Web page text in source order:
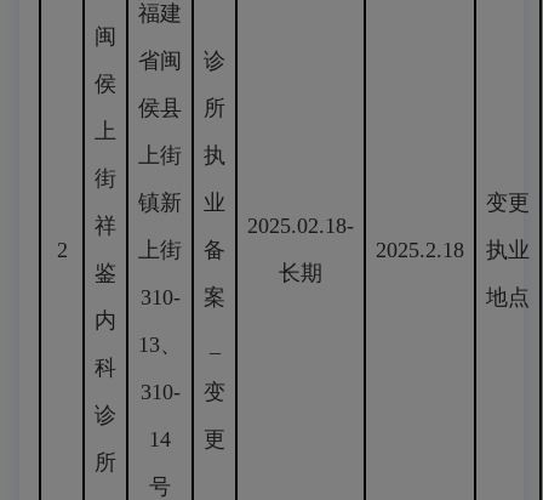
2
闽
侯
上
街
祥
鉴
内
科
诊
所
福建
省闽
侯县
上街
镇新
上街
310-
13、
310-
14
号
诊
所
执
业
备
案
变
更
2025.02.18-
长期
2025.2.18
变更
执业
地点